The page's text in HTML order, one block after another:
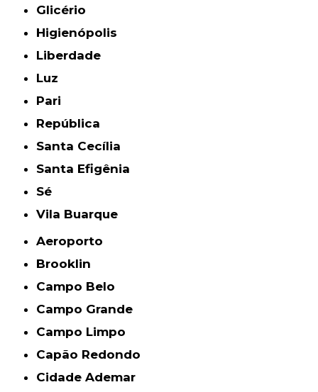
Glicério
Higienópolis
Liberdade
Luz
Pari
República
Santa Cecília
Santa Efigênia
Sé
Vila Buarque
Aeroporto
Brooklin
Campo Belo
Campo Grande
Campo Limpo
Capão Redondo
Cidade Ademar